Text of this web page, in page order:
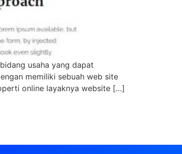
usaha yang dapat
memiliki sebuah web site
online layaknya website […]